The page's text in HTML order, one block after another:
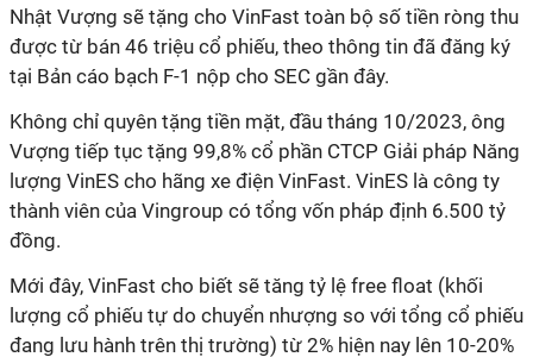
Nhật Vượng sẽ tặng cho VinFast toàn bộ số tiền ròng thu
được từ bán 46 triệu cổ phiếu, theo thông tin đã đăng ký
tại Bản cáo bạch F-1 nộp cho SEC gần đây.
Không chỉ quyên tặng tiền mặt, đầu tháng 10/2023, ông
Vượng tiếp tục tặng 99,8% cổ phần CTCP Giải pháp Năng
lượng VinES cho hãng xe điện VinFast. VinES là công ty
thành viên của Vingroup có tổng vốn pháp định 6.500 tỷ
đồng.
Mới đây, VinFast cho biết sẽ tăng tỷ lệ free float (khối
lượng cổ phiếu tự do chuyển nhượng so với tổng cổ phiếu
đang lưu hành trên thị trường) từ 2% hiện nay lên 10-20%